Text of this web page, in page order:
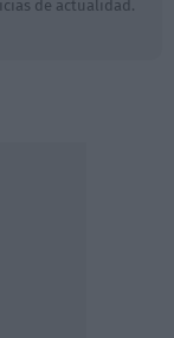
de actualidad.